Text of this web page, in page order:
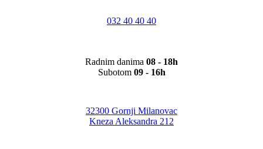
032 40 40 40
Radnim danima 08 - 18h
Subotom 09 - 16h
32300 Gornji Milanovac
Kneza Aleksandra 212